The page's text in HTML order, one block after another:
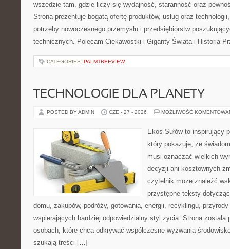
wszędzie tam, gdzie liczy się wydajność, staranność oraz
Strona prezentuje bogatą ofertę produktów, usług oraz
potrzeby nowoczesnego przemysłu i przedsiębiorstw
technicznych. Polecam Ciekawostki i Giganty Świata i Historia
CATEGORIES: PALMTREEVIEW
TECHNOLOGIE DLA PLANETY
POSTED BY ADMIN CZE - 27 - 2026 MOŻLIWOŚĆ
Ekos-Sułów to inspirujący
który pokazuje, że
musi oznaczać wielkich
decyzji ani kosztownych
czytelnik może znaleźć
przystępne teksty
domu, zakupów, podróży, gotowania, energii, recyklingu,
wspierających bardziej odpowiedzialny styl życia. Strona została
osobach, które chcą odkrywać współczesne wyzwania
szukają treści […]